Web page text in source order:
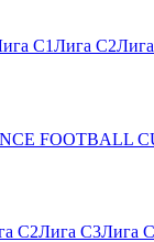
C1Лига C2
FOOTBALL
C2Лига C3Лига